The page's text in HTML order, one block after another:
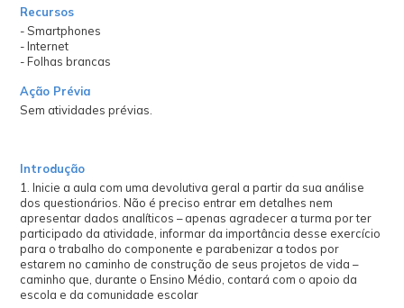
Recursos
- Smartphones
- Internet
- Folhas brancas
Ação Prévia
Sem atividades prévias.
Introdução
1. Inicie a aula com uma devolutiva geral a partir da sua análise
dos questionários. Não é preciso entrar em detalhes nem
apresentar dados analíticos – apenas agradecer a turma por ter
participado da atividade, informar da importância desse exercício
para o trabalho do componente e parabenizar a todos por
estarem no caminho de construção de seus projetos de vida –
caminho que, durante o Ensino Médio, contará com o apoio da
escola e da comunidade escolar